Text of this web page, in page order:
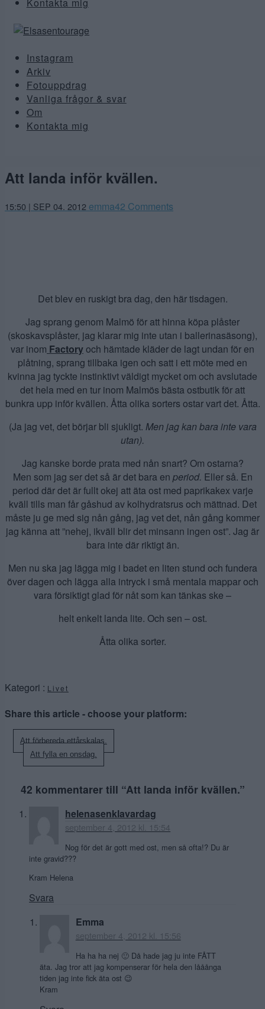
Kontakta mig
Instagram
Arkiv
Fotouppdrag
Vanliga frågor & svar
Om
Kontakta mig
Att landa inför kvällen.
15:50 | SEP 04. 2012 emma42 Comments
Det blev en ruskigt bra dag, den här tisdagen.
Jag sprang genom Malmö för att hinna köpa plåster
(skoskavsplåster, jag klarar mig inte utan i ballerinasäsong),
var inom Factoryoch hämtade kläder de lagt undan för en
plåtning, sprang tillbaka igen och satt i ett möte med en
kvinna jag tyckte instinktivt väldigt mycket om och avslutade
det hela med en tur inom Malmös bästa ostbutik för att
bunkra upp inför kvällen. Åtta olika sorters ostar vart det. Åtta.
(Ja jag vet, det börjar bli sjukligt. Men jag kan bara inte vara
utan).
Jag kanske borde prata med nån snart? Om ostarna?
Men som jag ser det så är det bara en period. Eller så. En
period där det är fullt okej att äta ost med paprikakex varje
kväll tills man får gåshud av kolhydratsrus och mättnad. Det
måste ju ge med sig nån gång, jag vet det, nån gång kommer
jag känna att ”nehej, ikväll blir det minsann ingen ost”. Jag är
bara inte där riktigt än.
Men nu ska jag lägga mig i badet en liten stund och fundera
över dagen och lägga alla intryck i små mentala mappar och
vara försiktigt glad för nåt som kan tänkas ske –
helt enkelt landa lite. Och sen – ost.
Åtta olika sorter.
Kategori : Livet
Share this article - choose your platform:
Inläggsnavigering
Att förbereda ettårskalas.
Att fylla en onsdag.
42 kommentarer till “Att landa inför kvällen.”
helenasenklavardag
september 4, 2012 kl. 15:54
Nog för det är gott med ost, men så ofta!? Du är
inte gravid???
Kram Helena
Svara
Emma
september 4, 2012 kl. 15:56
Ha ha ha nej 🙂 Då hade jag ju inte FÅTT
äta. Jag tror att jag kompenserar för hela den lååånga
tiden jag inte fick äta ost 😉
Kram